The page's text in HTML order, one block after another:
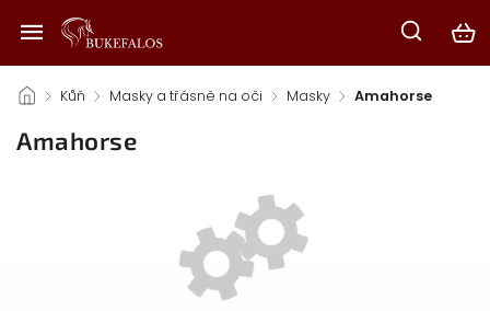
/ Kůň / Masky a třásně na oči / Masky / Amahorse
Amahorse